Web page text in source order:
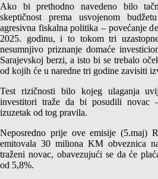
Ako bi prethodno navedeno bilo
skeptičnost prema usvojenom
agresivna fiskalna politika – povećanje
2025. godinu, i to tokom tri
nesumnjivo priznanje domaće
Sarajevskoj berzi, a isto bi se trebalo
od kojih će u naredne tri godine zavisiti
Test rizičnosti bilo kojeg ulaganja
investitori traže da bi posudili novac
izuzetak od tog pravila.
Neposredno prije ove emisije (5.maj)
emitovala 30 miliona KM obveznica
traženi novac, obavezujući se da će
od 5,8%.